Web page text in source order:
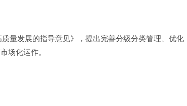
量发展的指导意见》，提出完善分级分类管理、优化
场化运作。